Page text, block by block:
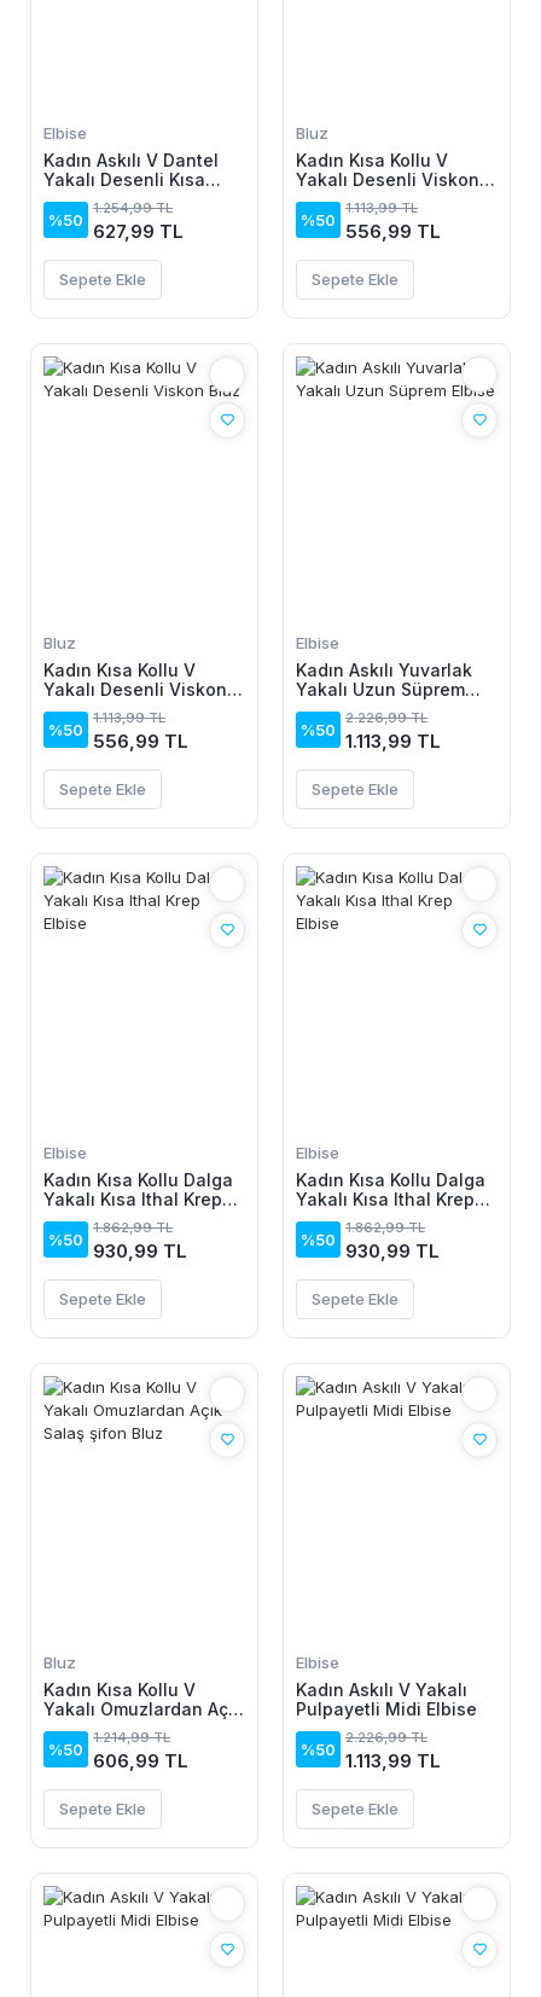
Elbise
Kadın Askılı V Dantel
Yakalı Desenli Kısa
Elbise
%50
1.254,99 TL
627,99 TL
Sepete Ekle
Bluz
Kadın Kısa Kollu V
Yakalı Desenli Viskon
Bluz
%50
1.113,99 TL
556,99 TL
Sepete Ekle
Bluz
Kadın Kısa Kollu V
Yakalı Desenli Viskon
Bluz
%50
1.113,99 TL
556,99 TL
Sepete Ekle
Elbise
Kadın Askılı Yuvarlak
Yakalı Uzun Süprem
Elbise
%50
2.226,99 TL
1.113,99 TL
Sepete Ekle
Elbise
Kadın Kısa Kollu Dalga
Yakalı Kısa Ithal Krep
Elbise
%50
1.862,99 TL
930,99 TL
Sepete Ekle
Elbise
Kadın Kısa Kollu Dalga
Yakalı Kısa Ithal Krep
Elbise
%50
1.862,99 TL
930,99 TL
Sepete Ekle
Bluz
Kadın Kısa Kollu V
Yakalı Omuzlardan Açık
Salaş şifon Bluz
%50
1.214,99 TL
606,99 TL
Sepete Ekle
Elbise
Kadın Askılı V Yakalı
Pulpayetli Midi Elbise
%50
2.226,99 TL
1.113,99 TL
Sepete Ekle